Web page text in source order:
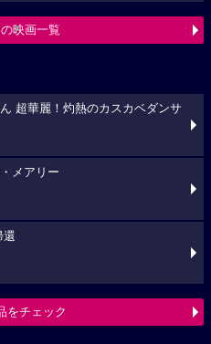
映画一覧
超華麗！灼熱のカスカベダンサ
メアリー
還
をチェック